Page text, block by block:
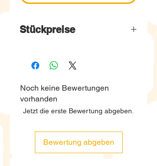
Stückpreise
0.27 CHF
Deckel 0.26 CHF
500er-Pack: Preis pro
Noch keine Bewertungen
vorhanden
Jetzt die erste Bewertung abgeben.
Bewertung abgeben